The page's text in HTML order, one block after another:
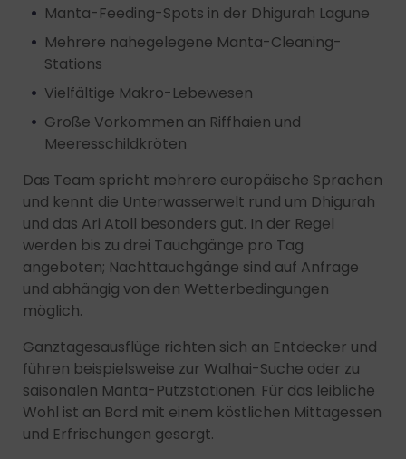
Manta-Feeding-Spots in der Dhigurah Lagune
Mehrere nahegelegene Manta-Cleaning-
Stations
Vielfältige Makro-Lebewesen
Große Vorkommen an Riffhaien und
Meeresschildkröten
Das Team spricht mehrere europäische Sprachen
und kennt die Unterwasserwelt rund um Dhigurah
und das Ari Atoll besonders gut. In der Regel
werden bis zu drei Tauchgänge pro Tag
angeboten; Nachttauchgänge sind auf Anfrage
und abhängig von den Wetterbedingungen
möglich.
Ganztagesausflüge richten sich an Entdecker und
führen beispielsweise zur Walhai-Suche oder zu
saisonalen Manta-Putzstationen. Für das leibliche
Wohl ist an Bord mit einem köstlichen Mittagessen
und Erfrischungen gesorgt.